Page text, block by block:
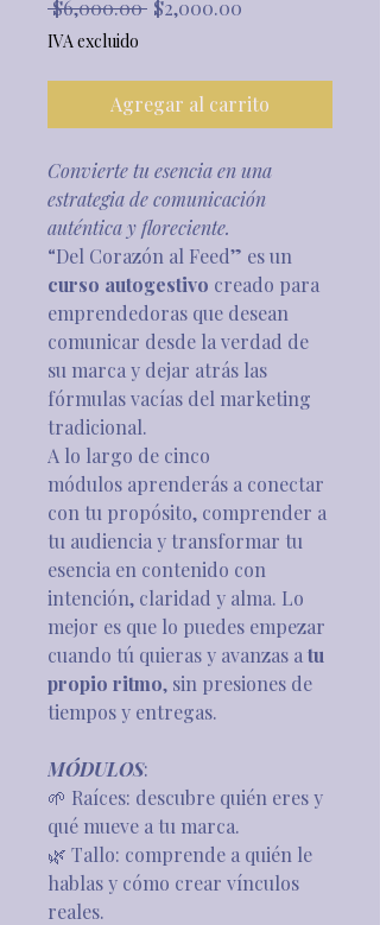
$6,000.00 Precio
$2,000.00
IVA excluido
Agregar al carrito
Convierte tu esencia en una
estrategia de comunicación
auténtica y floreciente.
“Del Corazón al Feed” es un
curso autogestivo creado para
emprendedoras que desean
comunicar desde la verdad de
su marca y dejar atrás las
fórmulas vacías del marketing
tradicional.
A lo largo de cinco
módulos aprenderás a conectar
con tu propósito, comprender a
tu audiencia y transformar tu
esencia en contenido con
intención, claridad y alma. Lo
mejor es que lo puedes empezar
cuando tú quieras y avanzas a tu
propio ritmo, sin presiones de
tiempos y entregas.
MÓDULOS:
🌱 Raíces: descubre quién eres y
qué mueve a tu marca.
🌿 Tallo: comprende a quién le
hablas y cómo crear vínculos
reales.